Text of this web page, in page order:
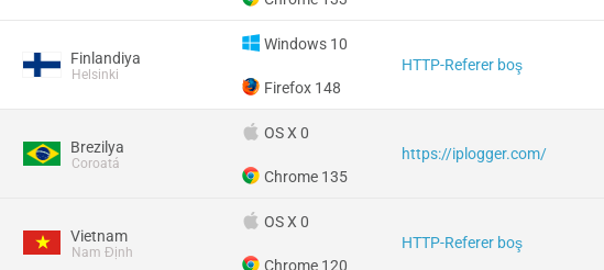
Finlandiya
Helsinki
Windows 10
Firefox 148
HTTP-Referer boş
Brezilya
Coroatá
OS X 0
Chrome 135
https://iplogger.com/
Vietnam
Nam Định
OS X 0
Chrome 120
HTTP-Referer boş